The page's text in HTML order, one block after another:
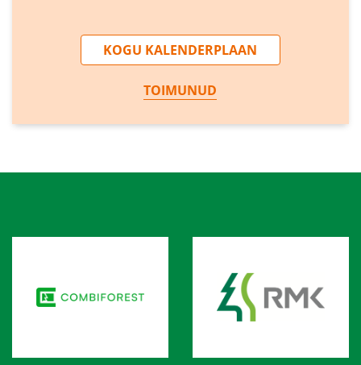
KOGU KALENDERPLAAN
TOIMUNUD